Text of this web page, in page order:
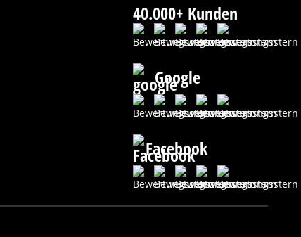
40.000+ Kunden
Google
Facebook